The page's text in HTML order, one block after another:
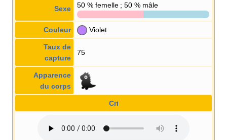
Sexe 50 % femelle ; 50 % mâle
Couleur Violet
Taux de
capture
75
Apparence
du corps
Cri